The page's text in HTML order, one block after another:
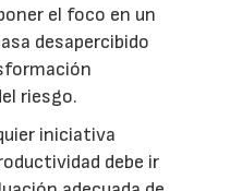
el foco en un
desapercibido
riesgo.
iniciativa
debe ir